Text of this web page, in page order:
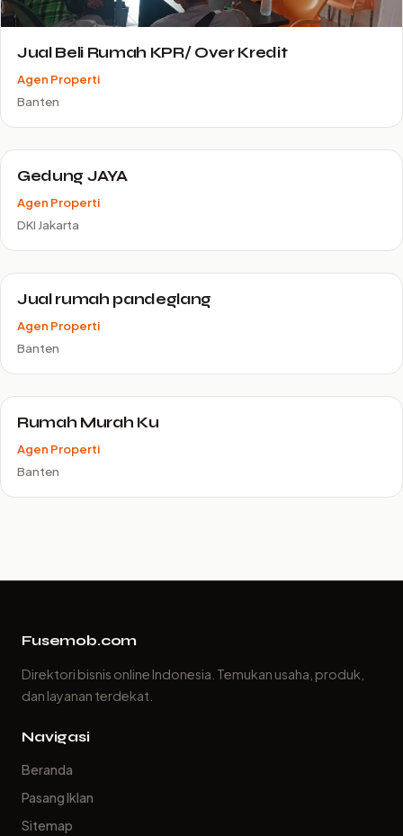
Jual Beli Rumah KPR/ Over Kredit
Agen Properti
Banten
Gedung JAYA
Agen Properti
DKI Jakarta
Jual rumah pandeglang
Agen Properti
Banten
Rumah Murah Ku
Agen Properti
Banten
Fusemob.com
Direktori bisnis online Indonesia. Temukan usaha, produk,
dan layanan terdekat.
Navigasi
Beranda
Pasang Iklan
Sitemap